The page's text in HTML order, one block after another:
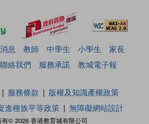
息 教師 中學生 小學生
家長
聯絡我們 服務承諾 教城電子報
有© 2026 香港教育城有限公司
服務條款
版權及知識產權政策
進種族平等政策 無障礙網站設計